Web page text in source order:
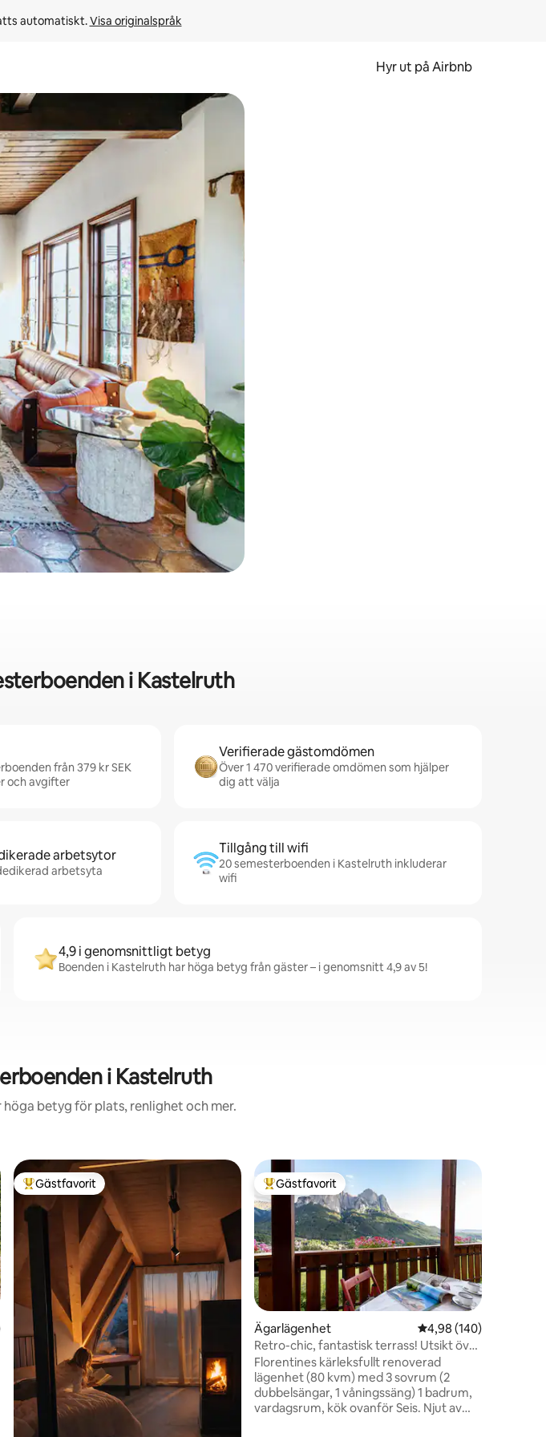
automatiskt. Visa originalspråk
Hyr ut på Airbnb
genom att trycka eller svepa.
i Kastelruth
från 379 kr SEK
och avgifter
Verifierade gästomdömen
Över 1 470 verifierade omdömen som hjälper
dig att välja
arbetsytor
arbetsyta
Tillgång till wifi
20 semesterboenden i Kastelruth inkluderar
wifi
4,9 i genomsnittligt betyg
Boenden i Kastelruth har höga betyg från gäster – i genomsnitt 4,9 av 5!
i Kastelruth
höga betyg för plats, renlighet och mer.
betyg, 74 omdömen
Populär gästfavorit
Gästfavorit Populär gästfavorit
Gästfavorit
Ägarlägenhet 4,98 av 5 i
4,98 (140)
Retro-chic, fantastisk terrass! Utsikt över
bergen
Florentines kärleksfullt renoverad
lägenhet (80 kvm) med 3 sovrum (2
dubbelsängar, 1 våningssäng) 1 badrum,
vardagsrum, kök ovanför Seis. Njut av